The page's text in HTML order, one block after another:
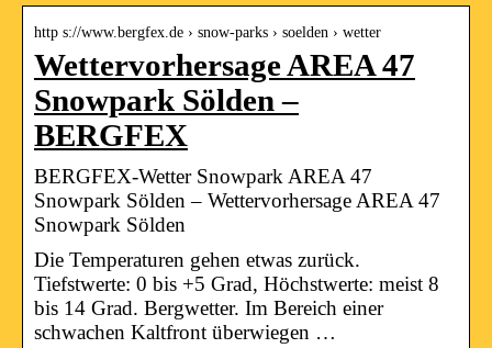
http s://www.bergfex.de › snow-parks › soelden › wetter
Wettervorhersage AREA 47
Snowpark Sölden –
BERGFEX
BERGFEX-Wetter Snowpark AREA 47
Snowpark Sölden – Wettervorhersage AREA 47
Snowpark Sölden
Die Temperaturen gehen etwas zurück.
Tiefstwerte: 0 bis +5 Grad, Höchstwerte: meist 8
bis 14 Grad. Bergwetter. Im Bereich einer
schwachen Kaltfront überwiegen …